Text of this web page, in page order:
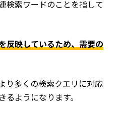
検索ワードのことを指して
反映しているため、需要の
り多くの検索クエリに対応
ようになります。